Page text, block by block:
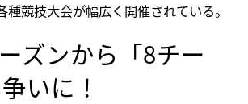
種競技大会が幅広く開催されている。
ズンから「8チー
いに！